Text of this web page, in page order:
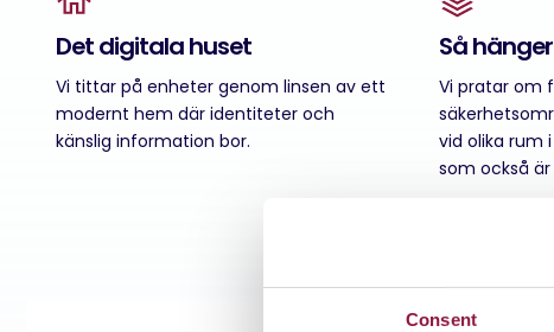
Consent
Det digitala huset
Vi tittar på enheter genom linsen av ett
modernt hem där identiteter och
känslig information bor.
Så
Vi pratar om
vid olika rum
som också